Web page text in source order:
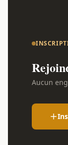
Aucun